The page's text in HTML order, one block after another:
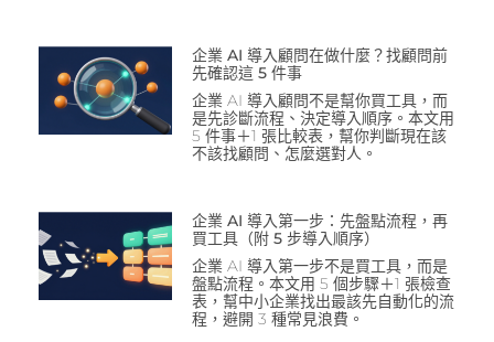
企業 AI 導入顧問在做什麼？找顧問前
先確認這 5 件事
企業 AI 導入顧問不是幫你買工具，而
是先診斷流程、決定導入順序。本文用
5 件事＋1 張比較表，幫你判斷現在該
不該找顧問、怎麼選對人。
企業 AI 導入第一步：先盤點流程，再
買工具（附 5 步導入順序）
企業 AI 導入第一步不是買工具，而是
盤點流程。本文用 5 個步驟＋1 張檢查
表，幫中小企業找出最該先自動化的流
程，避開 3 種常見浪費。